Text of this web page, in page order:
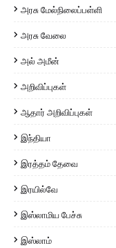
அரசு மேல்நிலைப்பள்ளி
அரசு வேலை
அல் அமீன்
அறிவிப்புகள்
ஆதார் அறிவிப்புகள்
இந்தியா
இரத்தம் தேவை
இரயில்வே
இஸ்லாமிய பேச்சு
இஸ்லாம்